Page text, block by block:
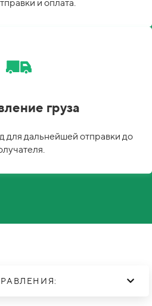
и оплата.
груза
для дальнейшей отправки до